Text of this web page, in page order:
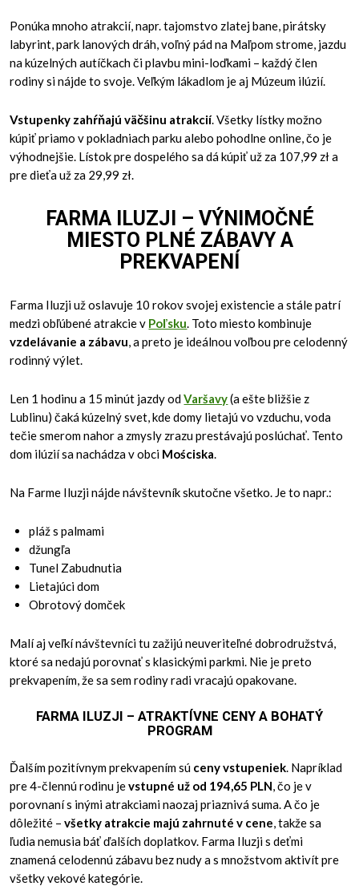
Ponúka mnoho atrakcií, napr. tajomstvo zlatej bane, pirátsky
labyrint, park lanových dráh, voľný pád na Maľpom strome, jazdu
na kúzelných autíčkach či plavbu mini-loďkami – každý člen
rodiny si nájde to svoje. Veľkým lákadlom je aj Múzeum ilúzií.
Vstupenky zahŕňajú väčšinu atrakcií. Všetky lístky možno
kúpiť priamo v pokladniach parku alebo pohodlne online, čo je
výhodnejšie. Lístok pre dospelého sa dá kúpiť už za 107,99 zł a
pre dieťa už za 29,99 zł.
FARMA ILUZJI – VÝNIMOČNÉ
MIESTO PLNÉ ZÁBAVY A
PREKVAPENÍ
Farma Iluzji už oslavuje 10 rokov svojej existencie a stále patrí
medzi obľúbené atrakcie v Poľsku. Toto miesto kombinuje
vzdelávanie a zábavu, a preto je ideálnou voľbou pre celodenný
rodinný výlet.
Len 1 hodinu a 15 minút jazdy odVaršavy(a ešte bližšie z
Lublinu) čaká kúzelný svet, kde domy lietajú vo vzduchu, voda
tečie smerom nahor a zmysly zrazu prestávajú poslúchať. Tento
dom ilúzií sa nachádza v obci Mościska.
Na Farme Iluzji nájde návštevník skutočne všetko. Je to napr.:
pláž s palmami
džungľa
Tunel Zabudnutia
Lieta­júci dom
Obrotový domček
Malí aj veľkí návštevníci tu zažijú neuveriteľné dobrodružstvá,
ktoré sa nedajú porovnať s klasickými parkmi. Nie je preto
prekvapením, že sa sem rodiny radi vracajú opakovane.
FARMA ILUZJI – ATRAKTÍVNE CENY A BOHATÝ
PROGRAM
Ďalším pozitívnym prekvapením sú ceny vstupeniek. Napríklad
pre 4-člennú rodinu jevstupné už od 194,65 PLN, čo je v
porovnaní s inými atrakciami naozaj priaznivá suma. A čo je
dôležité –všetky atrakcie majú zahrnuté v cene, takže sa
ľudia nemusia báť ďalších doplatkov. Farma Iluzji s deťmi
znamená celodennú zábavu bez nudy a s množstvom aktivít pre
všetky vekové kategórie.